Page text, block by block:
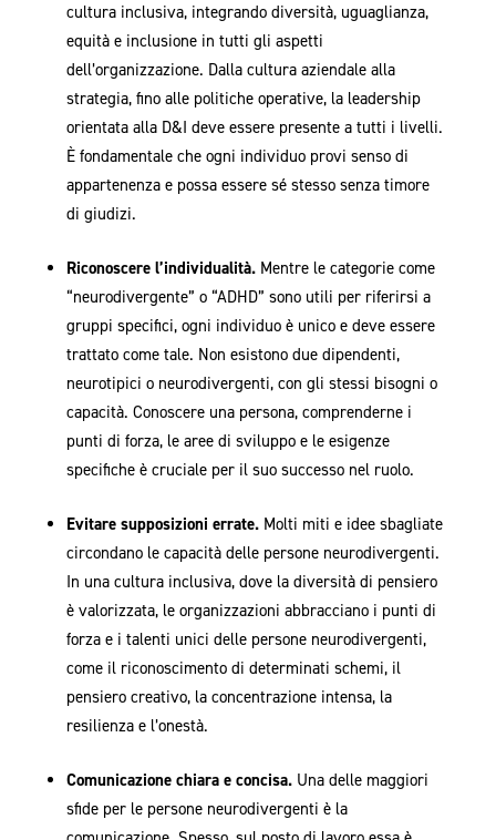
cultura inclusiva, integrando diversità, uguaglianza,
equità e inclusione in tutti gli aspetti
dell’organizzazione. Dalla cultura aziendale alla
strategia, fino alle politiche operative, la leadership
orientata alla D&I deve essere presente a tutti i livelli.
È fondamentale che ogni individuo provi senso di
appartenenza e possa essere sé stesso senza timore
di giudizi.
Riconoscere l’individualità. Mentre le categorie come
“neurodivergente” o “ADHD” sono utili per riferirsi a
gruppi specifici, ogni individuo è unico e deve essere
trattato come tale. Non esistono due dipendenti,
neurotipici o neurodivergenti, con gli stessi bisogni o
capacità. Conoscere una persona, comprenderne i
punti di forza, le aree di sviluppo e le esigenze
specifiche è cruciale per il suo successo nel ruolo.
Evitare supposizioni errate. Molti miti e idee sbagliate
circondano le capacità delle persone neurodivergenti.
In una cultura inclusiva, dove la diversità di pensiero
è valorizzata, le organizzazioni abbracciano i punti di
forza e i talenti unici delle persone neurodivergenti,
come il riconoscimento di determinati schemi, il
pensiero creativo, la concentrazione intensa, la
resilienza e l’onestà.
Comunicazione chiara e concisa. Una delle maggiori
sfide per le persone neurodivergenti è la